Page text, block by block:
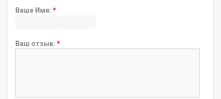
Ваше Имя: *
Ваш отзыв: *